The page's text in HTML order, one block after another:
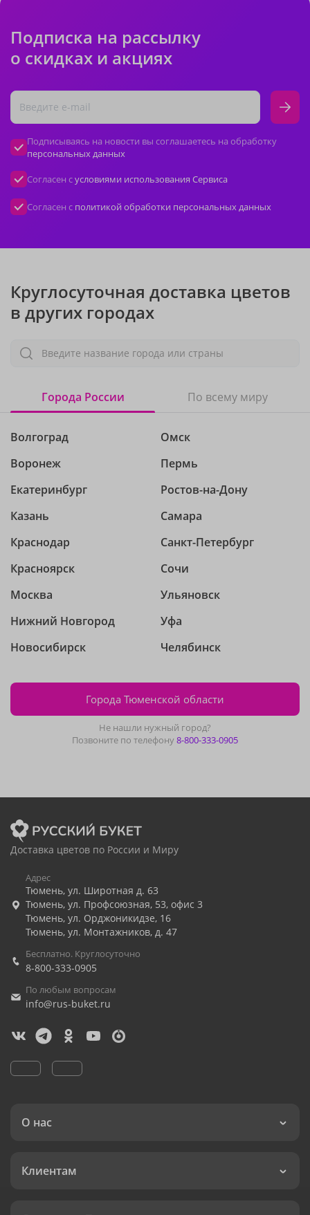
Подписка на рассылку
о скидках и акциях
Подписываясь на новости вы соглашаетесь на обработку
персональных данных
Согласен сусловиями использования Сервиса
Согласен с политикой обработки персональных данных
Круглосуточная доставка цветов
в других городах
Введите название города или страны
Города России По всему миру
Волгоград
Воронеж
Екатеринбург
Казань
Краснодар
Красноярск
Москва
Нижний Новгород
Новосибирск
Омск
Пермь
Ростов-на-Дону
Самара
Санкт-Петербург
Сочи
Ульяновск
Уфа
Челябинск
Города Тюменской области
Не нашли нужный город?
Позвоните по телефону8-800-333-0905
Доставка цветов по России и Миру
Адрес
Тюмень, ул. Широтная д. 63
Тюмень, ул. Профсоюзная, 53, офис 3
Тюмень, ул. Орджоникидзе, 16
Тюмень, ул. Монтажников, д. 47
Бесплатно. Круглосуточно
8-800-333-0905
По любым вопросам
info@rus-buket.ru
О нас
Клиентам